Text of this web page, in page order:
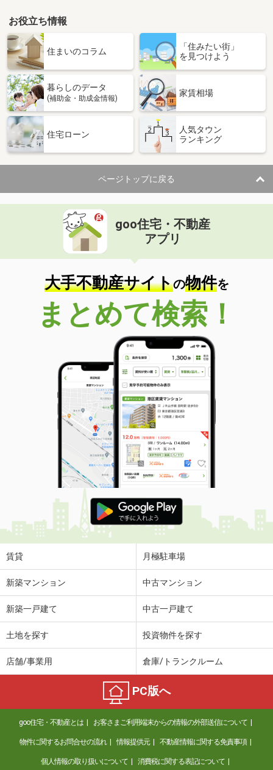
お役立ち情報
住まいのコラム
「住みたい街」
を見つけよう
暮らしのデータ
(補助金・助成金情報)
家賃相場
住宅ローン
人気タウン
ランキング
ページトップに戻る
goo住宅・不動産
アプリ
大手不動産サイトの物件を
まとめて検索！
賃貸 月極駐車場
新築マンション 中古マンション
新築一戸建て 中古一戸建て
土地を探す 投資物件を探す
店舗/事業用 倉庫/トランクルーム
PC版へ
goo住宅・不動産とは お客さまご利用端末からの情報の外部送信について
物件に関するお問合せの流れ 情報提供元 不動産情報に関する免責事項
個人情報の取り扱いについて 消費税に関する表記について